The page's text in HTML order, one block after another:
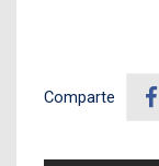
Comparte